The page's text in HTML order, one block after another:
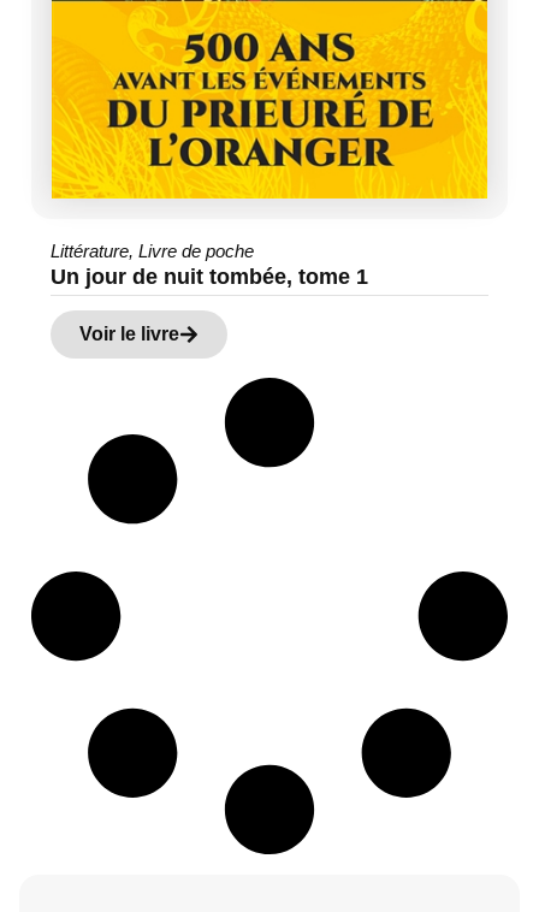
Littérature, Livre de poche
Un jour de nuit tombée, tome 1
Voir le livre